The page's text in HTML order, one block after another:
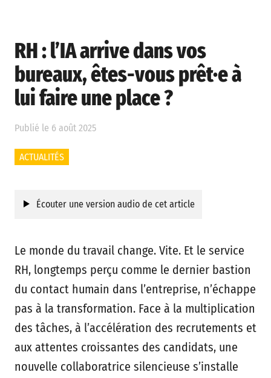
RH : l’IA arrive dans vos
bureaux, êtes-vous prêt·e à
lui faire une place ?
Publié le 6 août 2025
ACTUALITÉS
Écouter une version audio de cet article
Le monde du travail change. Vite. Et le service
RH, longtemps perçu comme le dernier bastion
du contact humain dans l’entreprise, n’échappe
pas à la transformation. Face à la multiplication
des tâches, à l’accélération des recrutements et
aux attentes croissantes des candidats, une
nouvelle collaboratrice silencieuse s’installe